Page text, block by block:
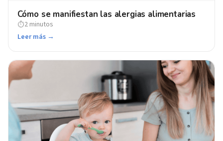
Cómo se manifiestan las alergias alimentarias
⏱2 minutos
Leer más →